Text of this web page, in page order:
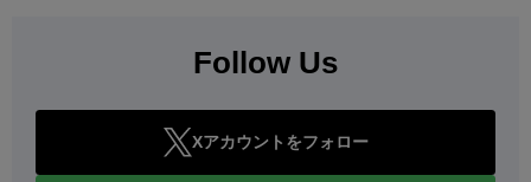
Follow Us
Xアカウントをフォロー